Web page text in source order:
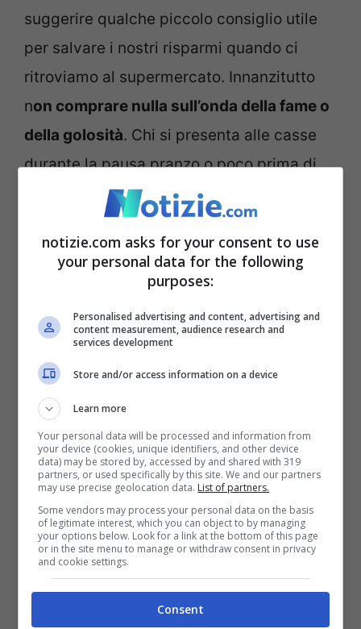
suggerire qualche piccolo consiglio utile
per salvare i nostri risparmi quando ci
ritroviamo al supermercato. Innanzitutto
non comprare nulla sull’onda della fame o
della golosità. Chi si presenta alle casse
durante la pausa pranzo o poco prima di
cena (compatibilmente quindi con i propri
orari di lavoro), potrebbe avere lo stimolo
di comprare qualsiasi cosa tu veda…
alimentari per prenderti cura della tua
salute
da quella che avevi preventivato ti farebbe
andare contro la tua volontà oltre che
contro le tue tasche. Altro trucco
importante ècomprare ingredienti giorno
per giorno, limitandoci così ad acquistare
solo ciò che è necessario e che serve per il
nostro sostentamento e allo stesso tempo
siamo sicuri di avere tutto fresco e pronto
all’occorrenza. Acquistare prodotti freschi
notizie.com asks for your consent to use
your personal data for the following
purposes:
Personalised advertising and content, advertising and
content measurement, audience research and
services development
Store and/or access information on a device
Learn more
Your personal data will be processed and information from
your device (cookies, unique identifiers, and other device
data) may be stored by, accessed by and shared with 319
partners, or used specifically by this site. We and our partners
may use precise geolocation data. List of partners.
Some vendors may process your personal data on the basis
of legitimate interest, which you can object to by managing
your options below. Look for a link at the bottom of this page
or in the site menu to manage or withdraw consent in privacy
and cookie settings.
Consent